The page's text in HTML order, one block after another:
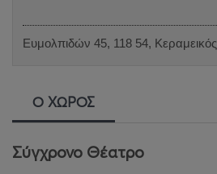
Ευμολπιδών 45, 118 54, Κεραμεικός
Ο ΧΩΡΟΣ
Σύγχρονο Θέατρο